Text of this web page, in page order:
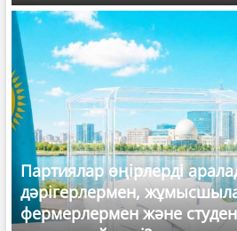
Партиялар өңірлерді
дәрігерлермен,
фермерлермен және